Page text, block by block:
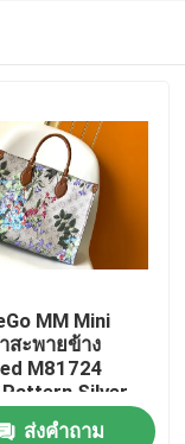
MM Mini
สะพายข้าง
M81724
Silver
Canvas
ส่งคำถาม